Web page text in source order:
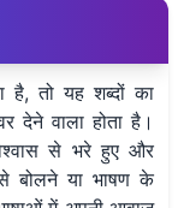
है, तो यह शब्दों का
देने वाला होता है।
से भरे हुए और
बोलने या भाषण के